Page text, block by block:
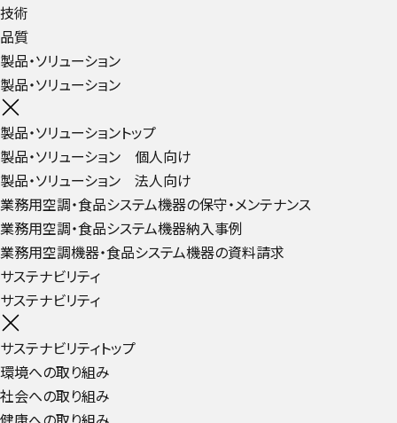
技術
品質
製品・ソリューション
製品・ソリューション
製品・ソリューショントップ
製品・ソリューション 個人向け
製品・ソリューション 法人向け
業務用空調・食品システム機器の保守・メンテナンス
業務用空調・食品システム機器納入事例
業務用空調機器・食品システム機器の資料請求
サステナビリティ
サステナビリティ
サステナビリティトップ
環境への取り組み
社会への取り組み